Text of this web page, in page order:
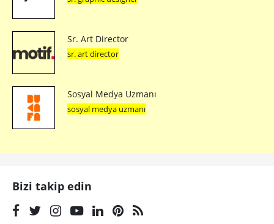
Sr. Art Director
sr. art director
Sosyal Medya Uzmanı
sosyal medya uzmanı
Bizi takip edin